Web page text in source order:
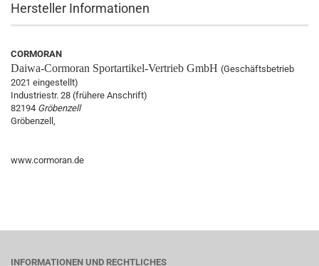
Hersteller Informationen
CORMORAN
Daiwa-Cormoran Sportartikel-Vertrieb GmbH (Geschäftsbetrieb
2021 eingestellt)
Industriestr. 28 (frühere Anschrift)
82194 Gröbenzell
Gröbenzell,
www.cormoran.de
INFORMATIONEN UND RECHTLICHES